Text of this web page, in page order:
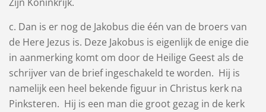
c. Dan is er nog de Jakobus die één van de broers van
de Here Jezus is. Deze Jakobus is eigenlijk de enige die
in aanmerking komt om door de Heilige Geest als de
schrijver van de brief ingeschakeld te worden. Hij is
namelijk een heel bekende figuur in Christus kerk na
Pinksteren. Hij is een man die groot gezag in de kerk